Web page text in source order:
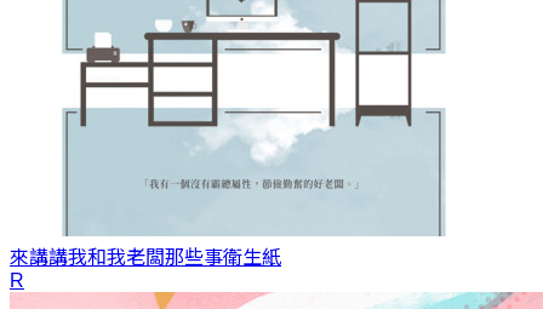
來講講我和我老闆那些事衛生紙
R